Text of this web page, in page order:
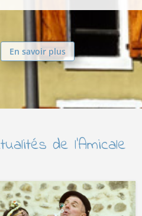
En savoir plus
de l’Amicale